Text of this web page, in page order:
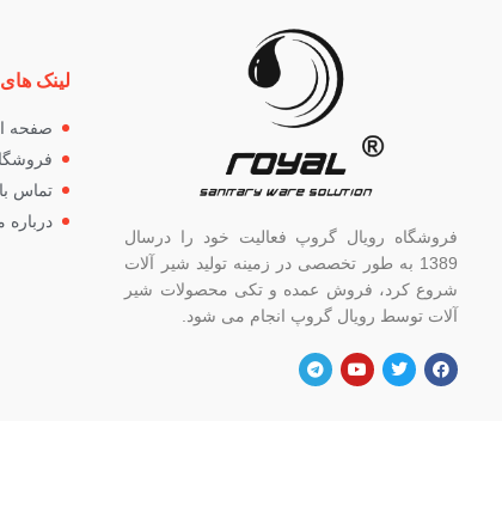
فروشگاه رویال گروپ فعالیت خود را درسال
1389 به طور تخصصی در زمینه تولید شیر آلات
شروع کرد، فروش عمده و تکی محصولات شیر
آلات توسط رویال گروپ انجام می شود.
لینک
صفحه
تماس
درباره